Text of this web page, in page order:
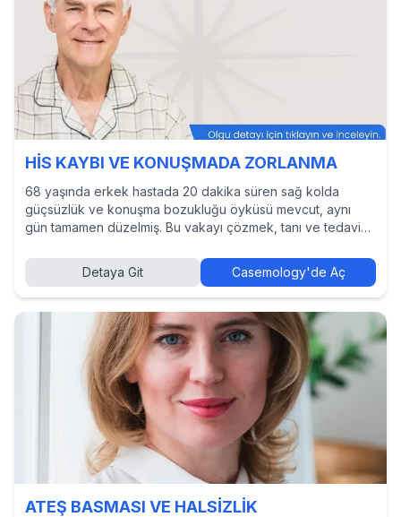
HİS KAYBI VE KONUŞMADA ZORLANMA
68 yaşında erkek hastada 20 dakika süren sağ kolda
güçsüzlük ve konuşma bozukluğu öyküsü mevcut, aynı
gün tamamen düzelmiş. Bu vakayı çözmek, tanı ve tedavi
görmek için Casemology’de vakayı keşfedin.
Detaya Git Casemology'de Aç
ATEŞ BASMASI VE HALSİZLİK